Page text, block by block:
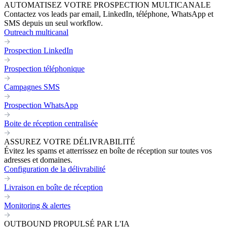
AUTOMATISEZ VOTRE PROSPECTION MULTICANALE
Contactez vos leads par email, LinkedIn, téléphone, WhatsApp et
SMS depuis un seul workflow.
Outreach multicanal
Prospection LinkedIn
Prospection téléphonique
Campagnes SMS
Prospection WhatsApp
Boite de réception centralisée
ASSUREZ VOTRE DÉLIVRABILITÉ
Évitez les spams et atterrissez en boîte de réception sur toutes vos
adresses et domaines.
Configuration de la délivrabilité
Livraison en boîte de réception
Monitoring & alertes
OUTBOUND PROPULSÉ PAR L'IA